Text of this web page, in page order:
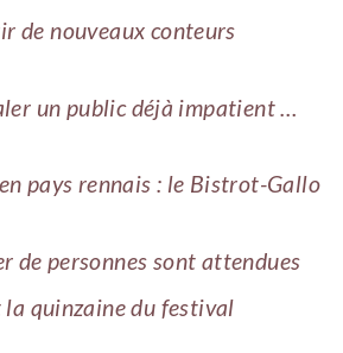
de nouveaux conteurs
un public déjà impatient …
pays rennais : le Bistrot-Gallo
de personnes sont attendues
la quinzaine du festival